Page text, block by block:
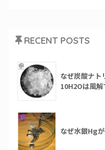
RECENT POSTS
なぜ炭酸ナト
10H2Oは風解
なぜ水銀Hg